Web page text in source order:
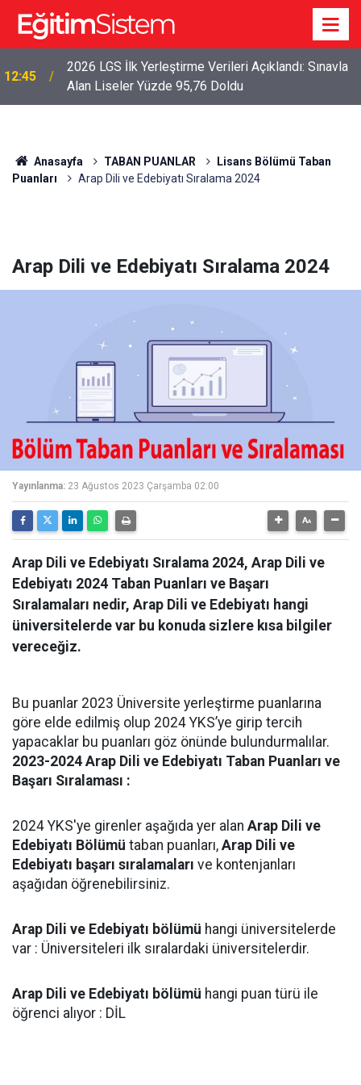
12:45
2026 LGS İlk Yerleştirme Verileri Açıklandı: Sınavla
Alan Liseler Yüzde 95,76 Doldu
Anasayfa TABAN PUANLAR
Lisans Bölümü Taban
Puanları
Arap Dili ve Edebiyatı Sıralama 2024
Arap Dili ve Edebiyatı Sıralama 2024
Yayınlanma: 23 Ağustos 2023 Çarşamba 02:00
Arap Dili ve Edebiyatı Sıralama 2024, Arap Dili ve
Edebiyatı 2024 Taban Puanları ve Başarı
Sıralamaları nedir, Arap Dili ve Edebiyatı hangi
üniversitelerde var bu konuda sizlere kısa bilgiler
vereceğiz.
Bu puanlar 2023 Üniversite yerleştirme puanlarına
göre elde edilmiş olup 2024 YKS’ye girip tercih
yapacaklar bu puanları göz önünde bulundurmalılar.
2023-2024 Arap Dili ve Edebiyatı Taban Puanları ve
Başarı Sıralaması :
2024 YKS'ye girenler aşağıda yer alan Arap Dili ve
Edebiyatı Bölümü taban puanları, Arap Dili ve
Edebiyatı başarı sıralamaları ve kontenjanları
aşağıdan öğrenebilirsiniz.
Arap Dili ve Edebiyatı bölümü hangi üniversitelerde
var : Üniversiteleri ilk sıralardaki üniversitelerdir.
Arap Dili ve Edebiyatı bölümü hangi puan türü ile
öğrenci alıyor : DİL